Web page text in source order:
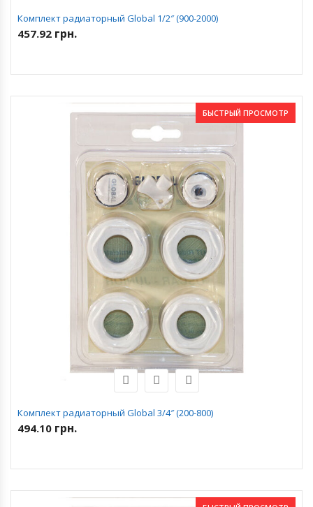
Комплект радиаторный Global 1/2″ (900-2000)
457.92 грн.
БЫСТРЫЙ ПРОСМОТР
Комплект радиаторный Global 3/4″ (200-800)
494.10 грн.